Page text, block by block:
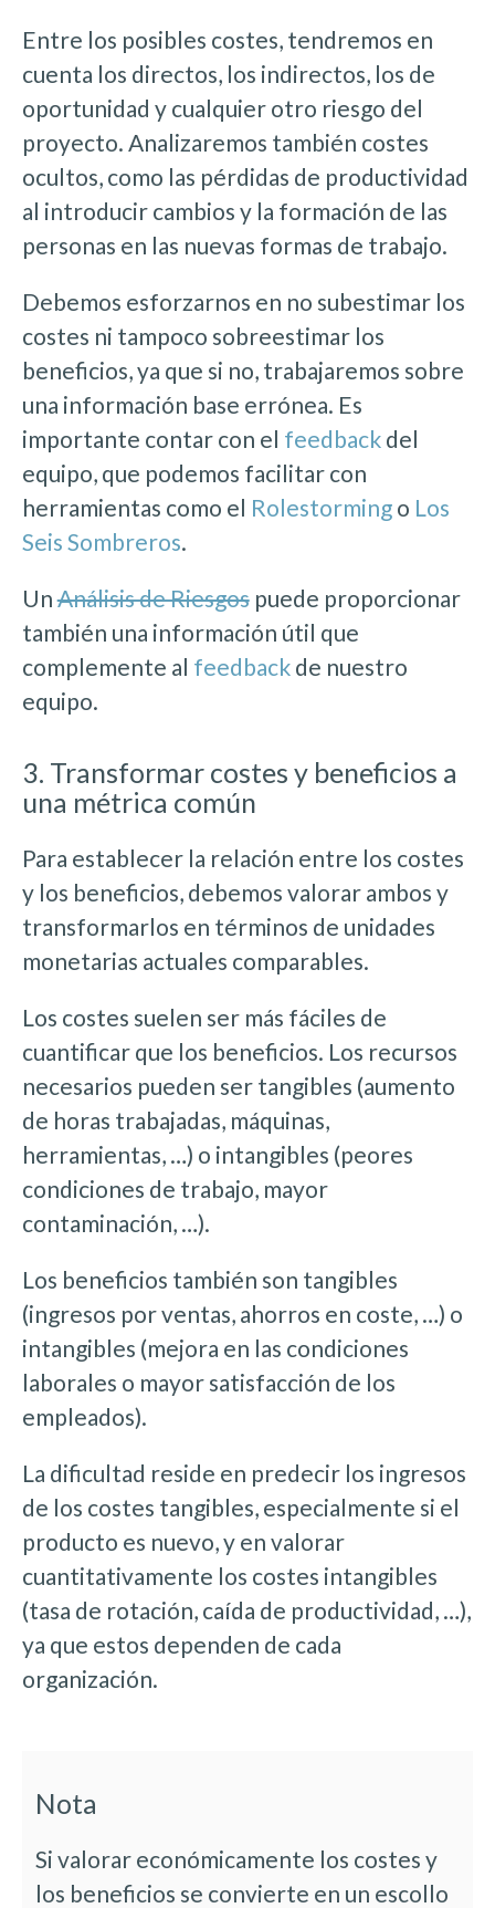
Entre los posibles costes, tendremos en
cuenta los directos, los indirectos, los de
oportunidad y cualquier otro riesgo del
proyecto. Analizaremos también costes
ocultos, como las pérdidas de productividad
al introducir cambios y la formación de las
personas en las nuevas formas de trabajo.
Debemos esforzarnos en no subestimar los
costes ni tampoco sobreestimar los
beneficios, ya que si no, trabajaremos sobre
una información base errónea. Es
importante contar con el feedbackdel
equipo, que podemos facilitar con
herramientas como el Rolestormingo Los
Seis Sombreros.
UnAnálisis de Riesgospuede proporcionar
también una información útil que
complemente al feedbackde nuestro
equipo.
3. Transformar costes y beneficios a
una métrica común
Para establecer la relación entre los costes
y los beneficios, debemos valorar ambos y
transformarlos en términos de unidades
monetarias actuales comparables.
Los costes suelen ser más fáciles de
cuantificar que los beneficios. Los recursos
necesarios pueden ser tangibles (aumento
de horas trabajadas, máquinas,
herramientas, …) o intangibles (peores
condiciones de trabajo, mayor
contaminación, …).
Los beneficios también son tangibles
(ingresos por ventas, ahorros en coste, …) o
intangibles (mejora en las condiciones
laborales o mayor satisfacción de los
empleados).
La dificultad reside en predecir los ingresos
de los costes tangibles, especialmente si el
producto es nuevo, y en valorar
cuantitativamente los costes intangibles
(tasa de rotación, caída de productividad, …),
ya que estos dependen de cada
organización.
Nota
Si valorar económicamente los costes y
los beneficios se convierte en un escollo